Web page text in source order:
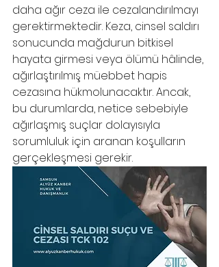
daha ağır ceza ile cezalandırılmayı
gerektirmektedir. Keza, cinsel saldırı
sonucunda mağdurun bitkisel
hayata girmesi veya ölümü hâlinde,
ağırlaştırılmış müebbet hapis
cezasına hükmolunacaktır. Ancak,
bu durumlarda, netice sebebiyle
ağırlaşmış suçlar dolayısıyla
sorumluluk için aranan koşulların
gerçekleşmesi gerekir.